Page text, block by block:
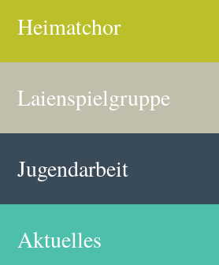
Heimatchor
Laienspielgruppe
Jugendarbeit
Aktuelles